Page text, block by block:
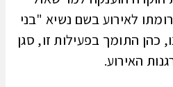
לאירוע בשם נשיא "בני
כהן התומך בפעילות זו, סגן
האירוע.